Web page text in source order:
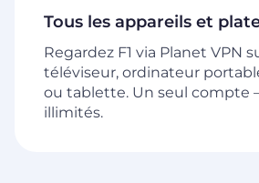
Tous les appareils et
Regardez F1 via Planet VPN
téléviseur, ordinateur
ou tablette. Un seul compte
illimités.